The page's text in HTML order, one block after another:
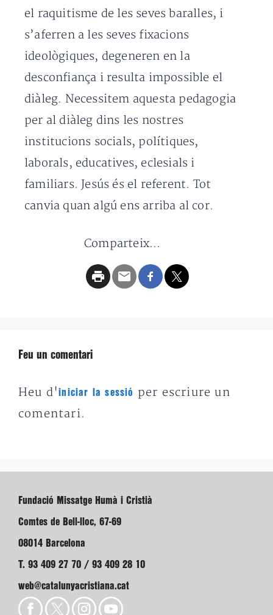
el raquitisme de les seves baralles, i
s’aferren a les seves fixacions
ideològiques, degeneren en la
desconfiança i resulta impossible el
diàleg. Necessitem aquesta pedagogia
per al diàleg dins les nostres
institucions socials, polítiques,
laborals, educatives, eclesials i
familiars. Jesús és el referent. Tot
canvia quan algú ens arriba al cor.
Comparteix...
Feu un comentari
Heu d'iniciar la sessió
per escriure un
comentari.
Fundació Missatge Humà i Cristià
Comtes de Bell-lloc, 67-69
08014 Barcelona
T. 93 409 27 70 / 93 409 28 10
web@catalunyacristiana.cat